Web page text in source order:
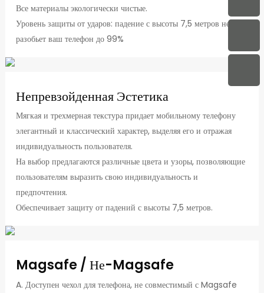
Все материалы экологически чистые.
Уровень защиты от ударов: падение с высоты 7,5 метров не
разобьет ваш телефон до 99%
Непревзойденная Эстетика
Мягкая и трехмерная текстура придает мобильному телефону
элегантный и классический характер, выделяя его и отражая
индивидуальность пользователя.
На выбор предлагаются различные цвета и узоры, позволяющие
пользователям выразить свою индивидуальность и
предпочтения.
Обеспечивает защиту от падений с высоты 7,5 метров.
Magsafe / Не-Magsafe
A. Доступен чехол для телефона, не совместимый с Magsafe